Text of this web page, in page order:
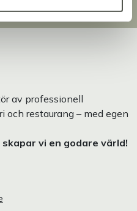
av professionell
och restaurang – med egen
vi en godare värld!